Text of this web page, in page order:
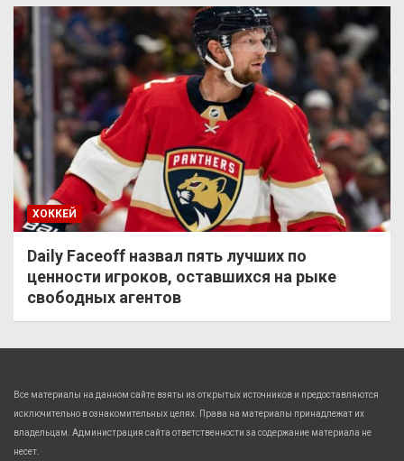
ХОККЕЙ
Daily Faceoff назвал пять лучших по
ценности игроков, оставшихся на рыке
свободных агентов
Все материалы на данном сайте взяты из открытых источников и предоставляются
исключительно в ознакомительных целях. Права на материалы принадлежат их
владельцам. Администрация сайта ответственности за содержание материала не
несет.